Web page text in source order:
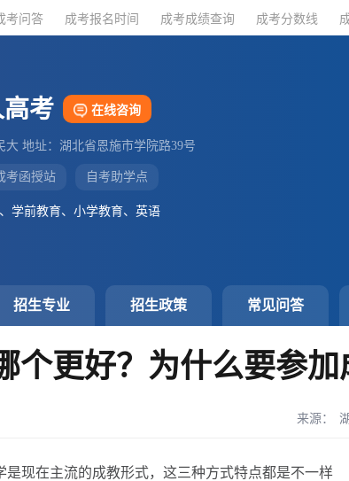
考问答 成考报名时间 成考成绩查询 成考分数线
考 在线咨询
地址：湖北省恩施市学院路39号
考函授站 自考助学点
学前教育、小学教育、英语
招生专业 招生政策 常见问答
更好？为什么要参加
来源：
现在主流的成教形式，这三种方式特点都是不一样
考问答 成考报名时间 成考成绩查询 成考分数线